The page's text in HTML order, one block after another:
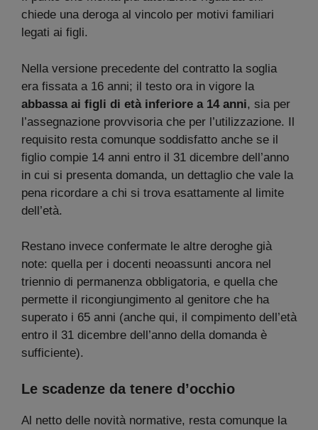
chiede una deroga al vincolo per motivi familiari
legati ai figli.
Nella versione precedente del contratto la soglia
era fissata a 16 anni; il testo ora in vigore la
abbassa ai figli di età inferiore a 14 anni, sia per
l’assegnazione provvisoria che per l’utilizzazione. Il
requisito resta comunque soddisfatto anche se il
figlio compie 14 anni entro il 31 dicembre dell’anno
in cui si presenta domanda, un dettaglio che vale la
pena ricordare a chi si trova esattamente al limite
dell’età.
Restano invece confermate le altre deroghe già
note: quella per i docenti neoassunti ancora nel
triennio di permanenza obbligatoria, e quella che
permette il ricongiungimento al genitore che ha
superato i 65 anni (anche qui, il compimento dell’età
entro il 31 dicembre dell’anno della domanda è
sufficiente).
Le scadenze da tenere d’occhio
Al netto delle novità normative, resta comunque la